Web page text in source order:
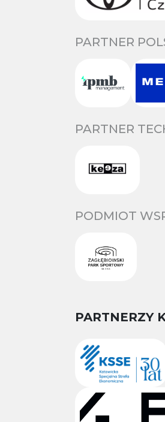
PARTNER
PARTNER
PODMIOT
PARTNERZY